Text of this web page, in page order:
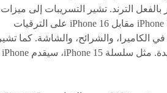
بالفعل الترند. تشير التسريبات إلى ميزات
مثيرة. تركز مناقشة iPhone 15 مقابل iPhone 16 على الترقيات
في الكاميرا، والشرائح، والشاشة. كما
الشائعات إلى أزرار جديدة. مثل سلسلة iPhone 15، سيقدم iPhone